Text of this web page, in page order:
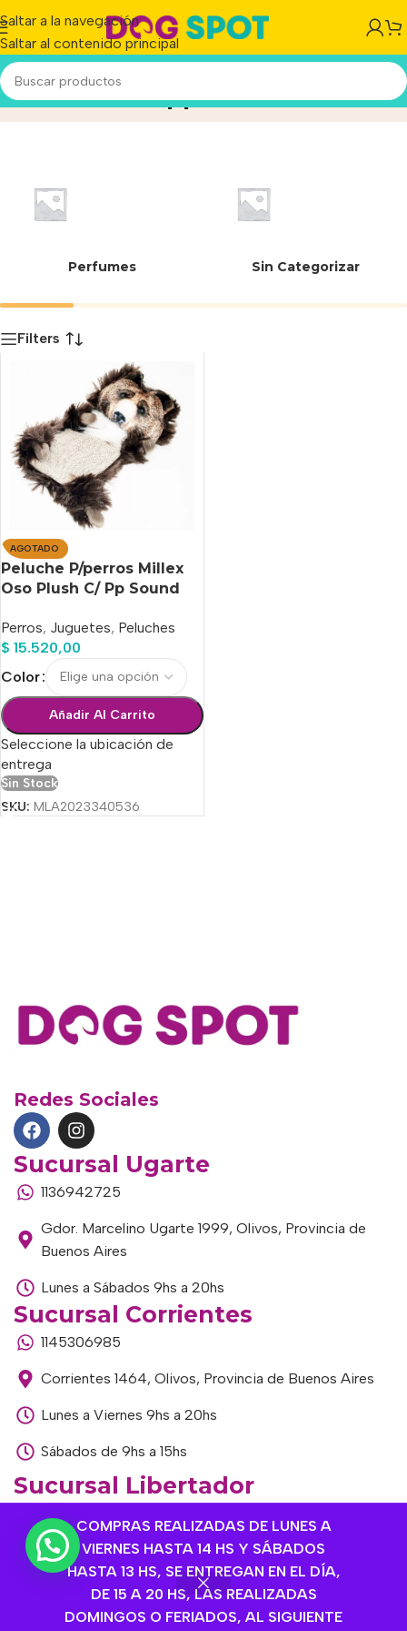
COMPRAS REALIZADAS DE LUNES A
VIERNES HASTA 14 HS Y SÁBADOS
HASTA 13 HS, SE ENTREGAN EN EL DÍA,
DE 15 A 20 HS, LAS REALIZADAS
DOMINGOS O FERIADOS, AL SIGUIENTE
Saltar a la navegación
Saltar al contenido principal
Oso Plush c/pp SoundInicio/Producto
Perfumes Sin Categorizar
Filters
AGOTADO
Peluche P/perros Millex
Oso Plush C/ Pp Sound
Perros, Juguetes, Peluches
$ 15.520,00
Color
Añadir Al Carrito
Seleccione la ubicación de
entrega
Sin Stock
SKU: MLA2023340536
Redes Sociales
Sucursal Ugarte
1136942725
Gdor. Marcelino Ugarte 1999, Olivos, Provincia de
Buenos Aires
Lunes a Sábados 9hs a 20hs
Sucursal Corrientes
1145306985
Corrientes 1464, Olivos, Provincia de Buenos Aires
Lunes a Viernes 9hs a 20hs
Sábados de 9hs a 15hs
Sucursal Libertador
Av. del Libertador 1915, Vte. López, Provincia de
Buenos Aires
Lunes a Viernes de 9hs a 13hs / 16hs a 20hs